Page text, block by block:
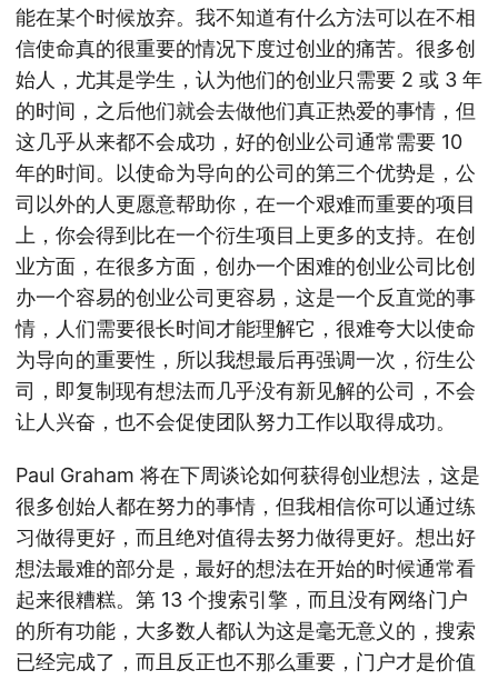
能在某个时候放弃。我不知道有什么方法可以在不相
信使命真的很重要的情况下度过创业的痛苦。很多创
始人，尤其是学生，认为他们的创业只需要 2 或 3 年
的时间，之后他们就会去做他们真正热爱的事情，但
这几乎从来都不会成功，好的创业公司通常需要 10
年的时间。以使命为导向的公司的第三个优势是，公
司以外的人更愿意帮助你，在一个艰难而重要的项目
上，你会得到比在一个衍生项目上更多的支持。在创
业方面，在很多方面，创办一个困难的创业公司比创
办一个容易的创业公司更容易，这是一个反直觉的事
情，人们需要很长时间才能理解它，很难夸大以使命
为导向的重要性，所以我想最后再强调一次，衍生公
司，即复制现有想法而几乎没有新见解的公司，不会
让人兴奋，也不会促使团队努力工作以取得成功。
Paul Graham 将在下周谈论如何获得创业想法，这是
很多创始人都在努力的事情，但我相信你可以通过练
习做得更好，而且绝对值得去努力做得更好。想出好
想法最难的部分是，最好的想法在开始的时候通常看
起来很糟糕。第 13 个搜索引擎，而且没有网络门户
的所有功能，大多数人都认为这是毫无意义的，搜索
已经完成了，而且反正也不那么重要，门户才是价值